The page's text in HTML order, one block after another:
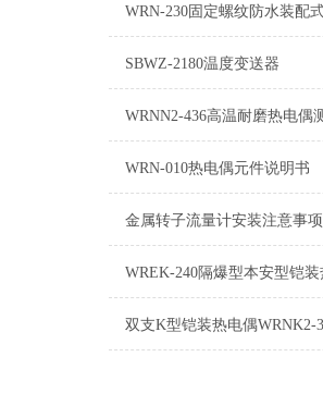
SBWZ-2180温度变送器
金属转子流量计安装注意事项